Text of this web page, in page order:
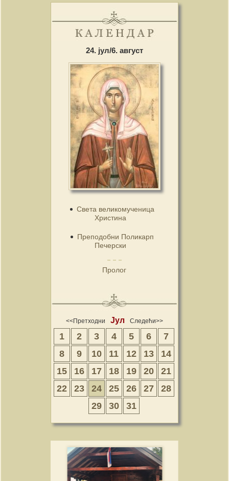
24. јул/6. август
Света великомученица
Христина
Преподобни Поликарп
Печерски
Пролог
<<Претходни Јул Следећи>>
1 2 3 4 5 6
7
8
9 10 11 12 13
14
15
16 17 18 19 20
21
22
23 24 25 26 27
28
29
30 31